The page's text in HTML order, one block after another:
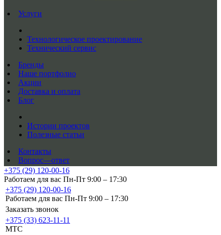
Услуги
Технологическое проектирование
Технический сервис
Бренды
Наше портфолио
Акции
Доставка и оплата
Блог
Истории проектов
Полезные статьи
Контакты
Вопрос—ответ
+375 (29) 120-00-16
Работаем для вас Пн-Пт 9:00 – 17:30
+375 (29) 120-00-16
Работаем для вас Пн-Пт 9:00 – 17:30
Заказать звонок
+375 (33) 623-11-11
MTC